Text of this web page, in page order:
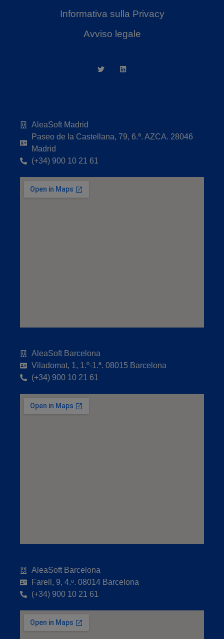
Informativa sulla Privacy
Avviso legale
AleaSoft Madrid
Paseo de la Castellana, 79, 6.ª. AZCA. 28046
Madrid
(+34) 900 10 21 61
AleaSoft Barcelona
Viladomat, 1, 1.º-1.ª. 08015 Barcelona
(+34) 900 10 21 61
AleaSoft Barcelona
Farell, 9, 4.ᵒ. 08014 Barcelona
(+34) 900 10 21 61